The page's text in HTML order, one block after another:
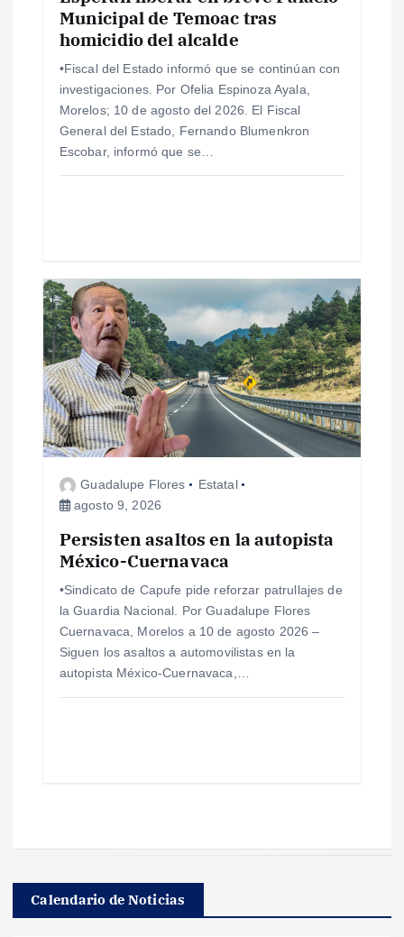
a
s
Municipal de Temoac tras
homicidio del alcalde
•Fiscal del Estado informó que se continúan con
investigaciones. Por Ofelia Espinoza Ayala,
Morelos; 10 de agosto del 2026. El Fiscal
General del Estado, Fernando Blumenkron
Escobar, informó que se…
Guadalupe Flores
Estatal
agosto 9, 2026
Persisten asaltos en la autopista
México-Cuernavaca
•Sindicato de Capufe pide reforzar patrullajes de
la Guardia Nacional. Por Guadalupe Flores
Cuernavaca, Morelos a 10 de agosto 2026 –
Siguen los asaltos a automovilistas en la
autopista México-Cuernavaca,…
Calendario de Noticias